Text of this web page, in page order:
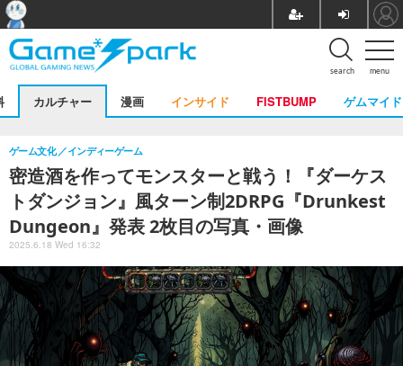
menu
search
カルチャー 漫画 インサイド FISTBUMP ゲムマイド
密造酒を作ってモンスターと戦う！『ダーケス
トダンジョン』風ターン制2DRPG『Drunkest
Dungeon』発表 2枚目の写真・画像
ゲーム文化 インディーゲーム
2025.6.18 Wed 16:32